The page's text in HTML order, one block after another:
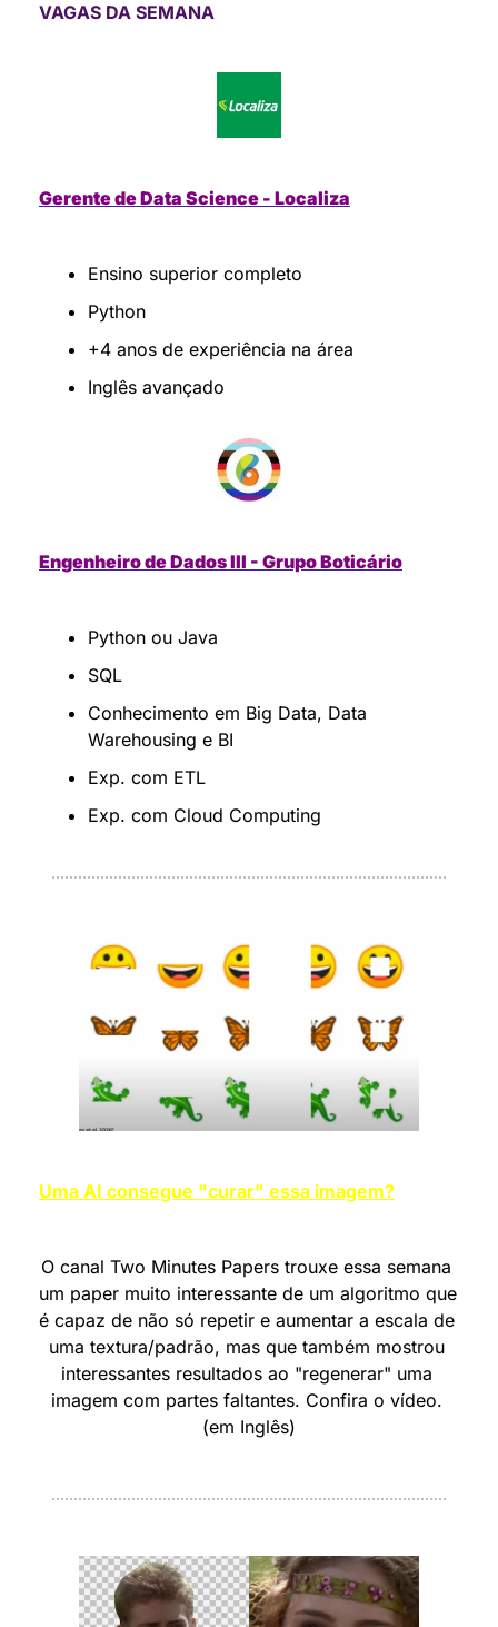
VAGAS DA SEMANA
Gerente de Data Science - Localiza
Ensino superior completo
Python
+4 anos de experiência na área
Inglês avançado
Engenheiro de Dados III - Grupo Boticário
Python ou Java
SQL
Conhecimento em Big Data, Data
Warehousing e BI
Exp. com ETL
Exp. com Cloud Computing
Uma AI consegue "curar" essa imagem?
O canal Two Minutes Papers trouxe essa semana
um paper muito interessante de um algoritmo que
é capaz de não só repetir e aumentar a escala de
uma textura/padrão, mas que também mostrou
interessantes resultados ao "regenerar" uma
imagem com partes faltantes. Confira o vídeo.
(em Inglês)